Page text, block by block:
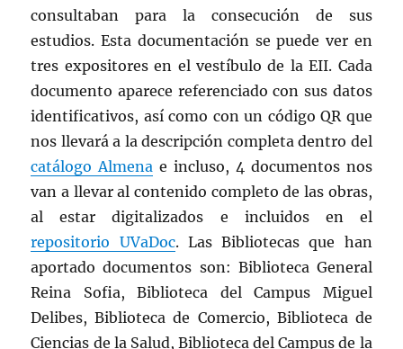
consultaban para la consecución de sus
estudios. Esta documentación se puede ver en
tres expositores en el vestíbulo de la EII. Cada
documento aparece referenciado con sus datos
identificativos, así como con un código QR que
nos llevará a la descripción completa dentro del
catálogo Almena e incluso, 4 documentos nos
van a llevar al contenido completo de las obras,
al estar digitalizados e incluidos en el
repositorio UVaDoc. Las Bibliotecas que han
aportado documentos son: Biblioteca General
Reina Sofia, Biblioteca del Campus Miguel
Delibes, Biblioteca de Comercio, Biblioteca de
Ciencias de la Salud, Biblioteca del Campus de la